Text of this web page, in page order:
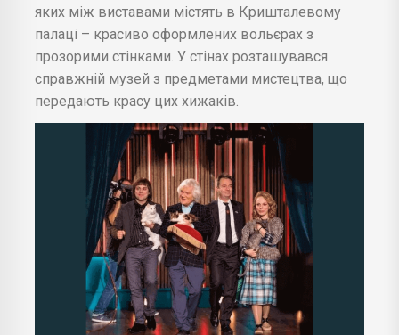
яких між виставами містять в Кришталевому
палаці – красиво оформлених вольєрах з
прозорими стінками. У стінах розташувався
справжній музей з предметами мистецтва, що
передають красу цих хижаків.